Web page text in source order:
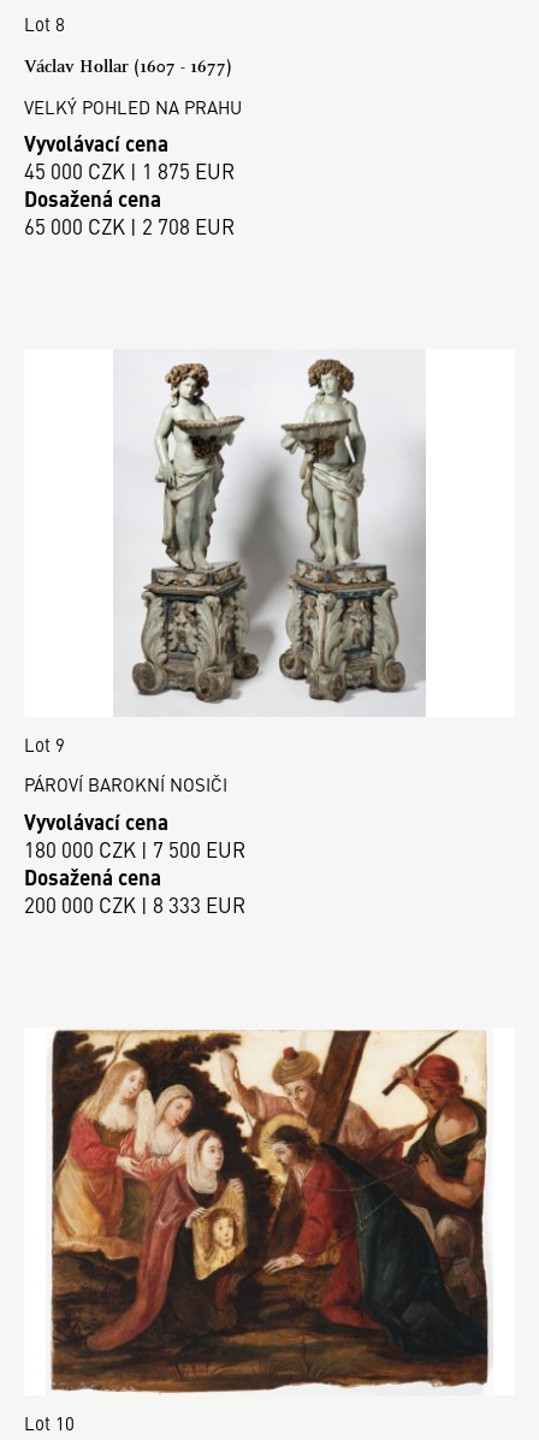
Lot 8
Václav Hollar (1607 - 1677)
VELKÝ POHLED NA PRAHU
Vyvolávací cena
45 000 CZK | 1 875 EUR
Dosažená cena
65 000 CZK | 2 708 EUR
Lot 9
PÁROVÍ BAROKNÍ NOSIČI
Vyvolávací cena
180 000 CZK | 7 500 EUR
Dosažená cena
200 000 CZK | 8 333 EUR
Lot 10